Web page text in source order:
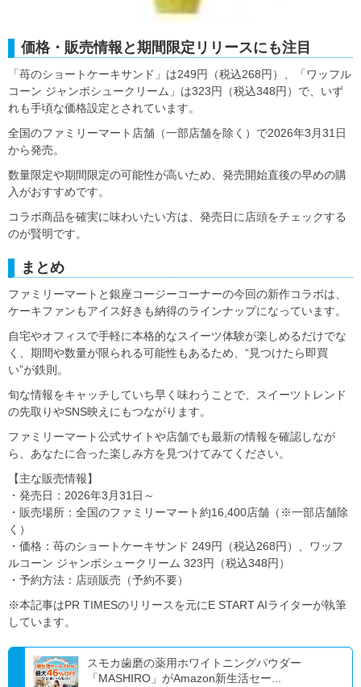
価格・販売情報と期間限定リリースにも注目
「苺のショートケーキサンド」は249円（税込268円）、「ワッフル
コーン ジャンボシュークリーム」は323円（税込348円）で、いず
れも手頃な価格設定とされています。
全国のファミリーマート店舗（一部店舗を除く）で2026年3月31日
から発売。
数量限定や期間限定の可能性が高いため、発売開始直後の早めの購
入がおすすめです。
コラボ商品を確実に味わいたい方は、発売日に店頭をチェックする
のが賢明です。
まとめ
ファミリーマートと銀座コージーコーナーの今回の新作コラボは、
ケーキファンもアイス好きも納得のラインナップになっています。
自宅やオフィスで手軽に本格的なスイーツ体験が楽しめるだけでな
く、期間や数量が限られる可能性もあるため、“見つけたら即買
い”が鉄則。
旬な情報をキャッチしていち早く味わうことで、スイーツトレンド
の先取りやSNS映えにもつながります。
ファミリーマート公式サイトや店舗でも最新の情報を確認しなが
ら、あなたに合った楽しみ方を見つけてみてください。
【主な販売情報】
・発売日：2026年3月31日～
・販売場所：全国のファミリーマート約16,400店舗（※一部店舗除
く）
・価格：苺のショートケーキサンド 249円（税込268円）、ワッフ
ルコーン ジャンボシュークリーム 323円（税込348円）
・予約方法：店頭販売（予約不要）
※本記事はPR TIMESのリリースを元にE START AIライターが執筆
しています。
スモカ歯磨の薬用ホワイトニングパウダー
「MASHIRO」がAmazon新生活セー...